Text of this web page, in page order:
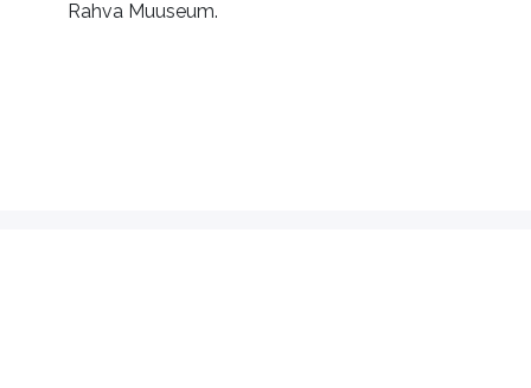
Rahva Muuseum.